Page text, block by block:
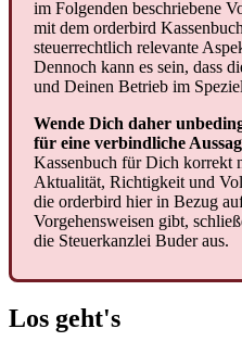
im Folgenden beschriebene
mit dem orderbird Kassenbuch
steuerrechtlich relevante
Dennoch kann es sein, dass
und Deinen Betrieb im
Wende Dich daher
für eine verbindliche
Kassenbuch für Dich korrekt
Aktualität, Richtigkeit und
die orderbird hier in Bezug
Vorgehensweisen gibt, schließ
die Steuerkanzlei Buder aus.
Los geht's